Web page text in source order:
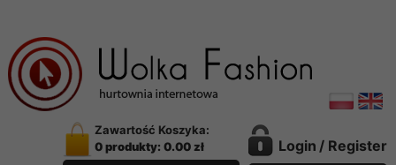
Zawartość Koszyka:
0 produkty: 0.00 zł
Login / Register